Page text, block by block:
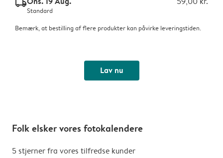
delivery_standard_v2
Standard
Bemærk, at bestilling af flere produkter kan påvirke leveringstiden.
Lav nu
Folk elsker vores fotokalendere
5 stjerner fra vores tilfredse kunder